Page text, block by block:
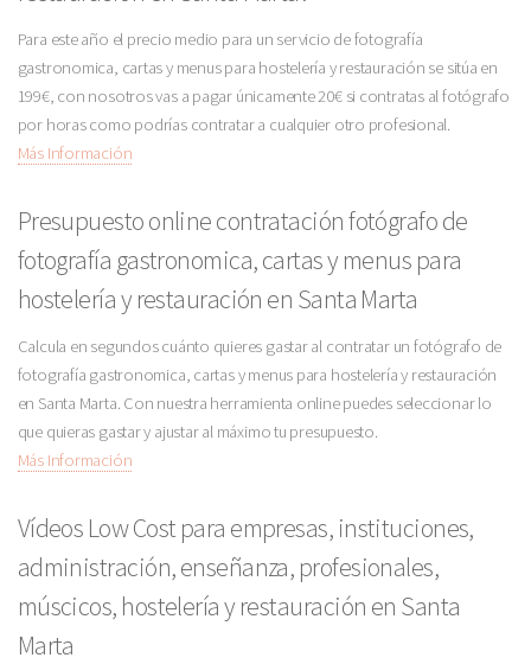
Para este año el precio medio para un servicio de fotografía
gastronomica, cartas y menus para hostelería y restauración se sitúa en
199€, con nosotros vas a pagar únicamente 20€ si contratas al fotógrafo
por horas como podrías contratar a cualquier otro profesional.
Más Información
Presupuesto online contratación fotógrafo de
fotografía gastronomica, cartas y menus para
hostelería y restauración en Santa Marta
Calcula en segundos cuánto quieres gastar al contratar un fotógrafo de
fotografía gastronomica, cartas y menus para hostelería y restauración
en Santa Marta. Con nuestra herramienta online puedes seleccionar lo
que quieras gastar y ajustar al máximo tu presupuesto.
Más Información
Vídeos Low Cost para empresas, instituciones,
administración, enseñanza, profesionales,
múscicos, hostelería y restauración en Santa
Marta